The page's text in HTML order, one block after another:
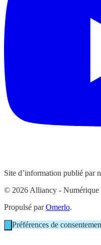
Site d’information publié par
© 2026 Alliancy - Numérique
Propulsé parOmerlo.
Préférences de